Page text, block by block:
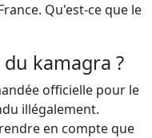
Qu'est-ce que le
kamagra ?
officielle pour le
illégalement.
en compte que